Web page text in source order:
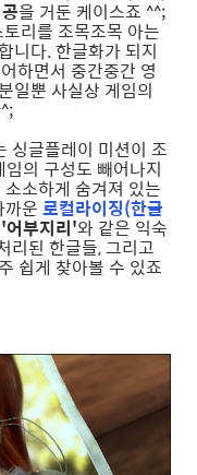
을 거둔 케이스죠 ^^;
리를 조목조목 아는
니다. 한글화가 되지
하면서 중간중간 영
일뿐 사실상 게임의
싱글플레이 미션이 조
의 구성도 빼어나지
소하게 숨겨져 있는
운 로컬라이징(한글
'어부지리'와 같은 익숙
리된 한글들, 그리고
쉽게 찾아볼 수 있죠